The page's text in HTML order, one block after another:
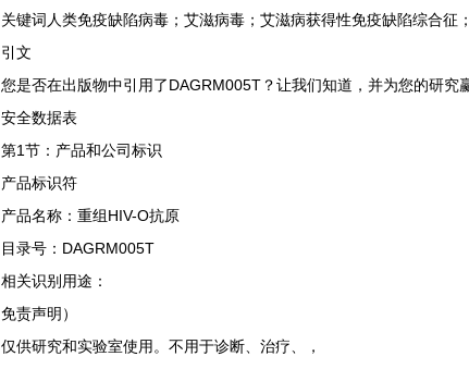
关键词人类免疫缺陷病毒；艾滋病毒；艾滋病获得性免疫缺陷综合征；
引文
您是否在出版物中引用了DAGRM005T ？让我们知道，并为您的研究
安全数据表
第1节：产品和公司标识
产品标识符
产品名称：重组HIV-O抗原
目录号： DAGRM005T
相关识别用途：
免责声明）
仅供研究和实验室使用。不用于诊断、治疗、，